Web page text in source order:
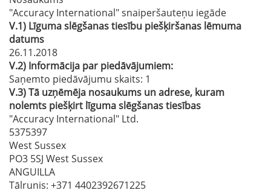
"Accuracy International" snaiperšauteņu iegāde
V.1) Līguma slēgšanas tiesību piešķiršanas lēmuma
datums
26.11.2018
V.2) Informācija par piedāvājumiem:
Saņemto piedāvājumu skaits: 1
V.3)Tā uzņēmēja nosaukums un adrese, kuram
nolemts piešķirt līguma slēgšanas tiesības
"Accuracy International" Ltd.
5375397
West Sussex
PO3 5SJ West Sussex
ANGUILLA
Tālrunis: +371 4402392671225